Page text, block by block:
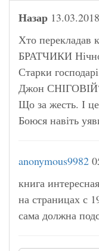
Назар 13.03.2018
Хто перекладав
БРАТЧИКИ
Старки
Джон
Що за жесть. І
Боюся навіть
anonymous9982
книга
на страницах с
сама должна